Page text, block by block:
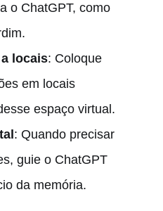
o ChatGPT, como
locais: Coloque
em locais
espaço virtual.
: Quando precisar
guie o ChatGPT
da memória.